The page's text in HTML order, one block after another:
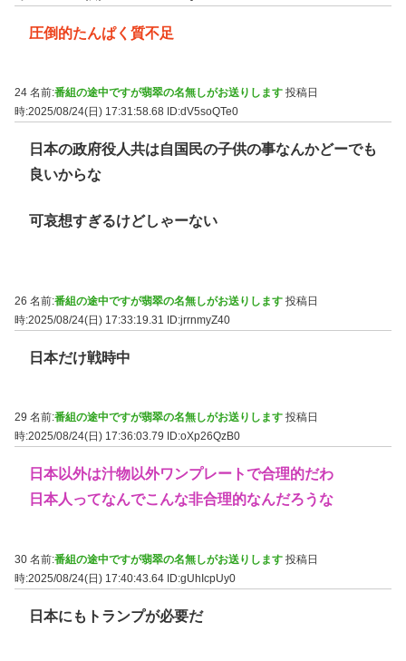
圧倒的たんぱく質不足
24 名前:番組の途中ですが翡翠の名無しがお送りします 投稿日
時:2025/08/24(日) 17:31:58.68 ID:dV5soQTe0
日本の政府役人共は自国民の子供の事なんかどーでも
良いからな
可哀想すぎるけどしゃーない
26 名前:番組の途中ですが翡翠の名無しがお送りします 投稿日
時:2025/08/24(日) 17:33:19.31 ID:jrrnmyZ40
日本だけ戦時中
29 名前:番組の途中ですが翡翠の名無しがお送りします 投稿日
時:2025/08/24(日) 17:36:03.79
ID:oXp26QzB0
日本以外は汁物以外ワンプレートで合理的だわ
日本人ってなんでこんな非合理的なんだろうな
30 名前:番組の途中ですが翡翠の名無しがお送りします 投稿日
時:2025/08/24(日) 17:40:43.64 ID:gUhIcpUy0
日本にもトランプが必要だ